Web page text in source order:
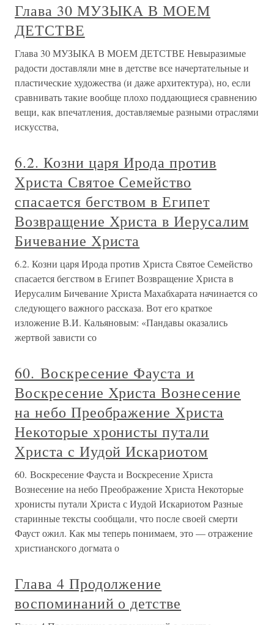
Глава 30 МУЗЫКА В МОЕМ
ДЕТСТВЕ
Глава 30 МУЗЫКА В МОЕМ ДЕТСТВЕ Невыразимые
радости доставляли мне в детстве все начертательные и
пластические художества (и даже архитектура), но, если
сравнивать такие вообще плохо поддающиеся сравнению
вещи, как впечатления, доставляемые разными отраслями
искусства,
6.2. Козни царя Ирода против
Христа Святое Семейство
спасается бегством в Египет
Возвращение Христа в Иерусалим
Бичевание Христа
6.2. Козни царя Ирода против Христа Святое Семейство
спасается бегством в Египет Возвращение Христа в
Иерусалим Бичевание Христа Махабхарата начинается со
следующего важного рассказа. Вот его краткое
изложение В.И. Кальяновым: «Пандавы оказались
жертвой зависти со
60. Воскресение Фауста и
Воскресение Христа Вознесение
на небо Преображение Христа
Некоторые хронисты путали
Христа с Иудой Искариотом
60. Воскресение Фауста и Воскресение Христа
Вознесение на небо Преображение Христа Некоторые
хронисты путали Христа с Иудой Искариотом Разные
старинные тексты сообщали, что после своей смерти
Фауст ожил. Как мы теперь понимаем, это — отражение
христианского догмата о
Глава 4 Продолжение
воспоминаний о детстве